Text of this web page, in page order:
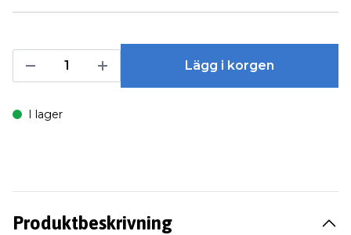
Lägg i korgen
I lager
Produktbeskrivning